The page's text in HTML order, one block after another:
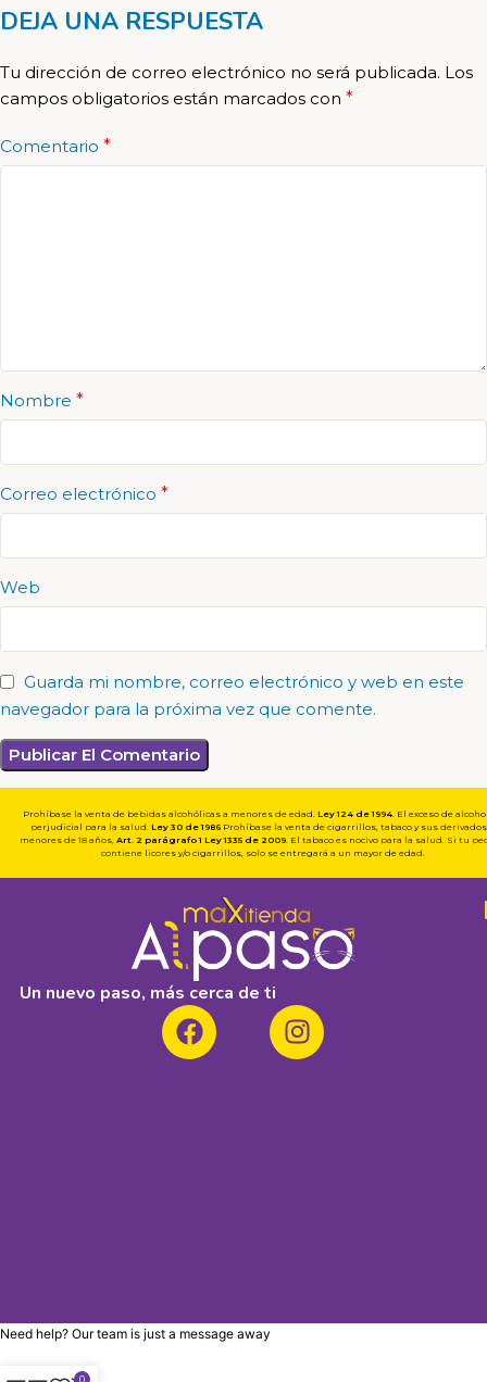
DEJA UNA RESPUESTA
Tu dirección de correo electrónico no será publicada. Los
campos obligatorios están marcados con *
Comentario *
Nombre *
Correo electrónico *
Web
Guarda mi nombre, correo electrónico y web en este
navegador para la próxima vez que comente.
Prohíbase la venta de bebidas alcohólicas a menores de edad.Ley 124 de 1994 . El exceso de
perjudicial para la salud.Ley 30 de 1986 Prohíbase la venta de cigarrillos, tabaco y sus
menores de 18 años,Art. 2 parágrafo 1 Ley 1335 de 2009 . El tabaco es nocivo para la salud. Si tu
contiene licores y/o cigarrillos, solo se entregará a un mayor de edad.
Un nuevo paso, más cerca de ti
0
Need help? Our team is just a message away